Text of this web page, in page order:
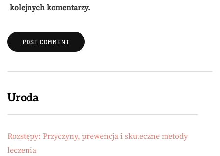
kolejnych komentarzy.
Uroda
Rozstępy: Przyczyny, prewencja i skuteczne metody
leczenia